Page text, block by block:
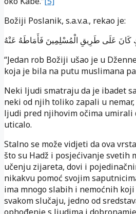
Božiji Poslanik, s.a.v.a., rekao je:
عَلَى طَرِيقِ الْمُسْلِمِينَ فَأَمَاطَهُ عَنْهُ
“Jedan rob Božiji ušao je u
koja je bila na putu muslimana
Neki ljudi smatraju da je ibadet
neki od njih toliko zapali u
ljudi pred njihovim očima umirali
uticalo.
Stalno se može vidjeti da ova
što su Hadž i posjećivanje svetih
učenju zijareta, dovi i
nikakvu pomoć svojim
ima mnogo slabih i nemoćnih
svakom slučaju, jedno od